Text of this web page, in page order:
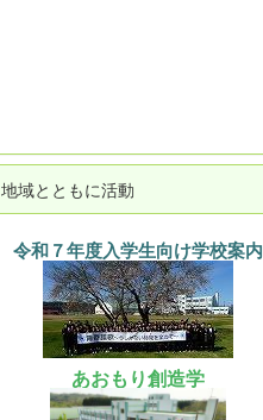
地域とともに活動
令和７年度入学生向け学校案内
あおもり創造学